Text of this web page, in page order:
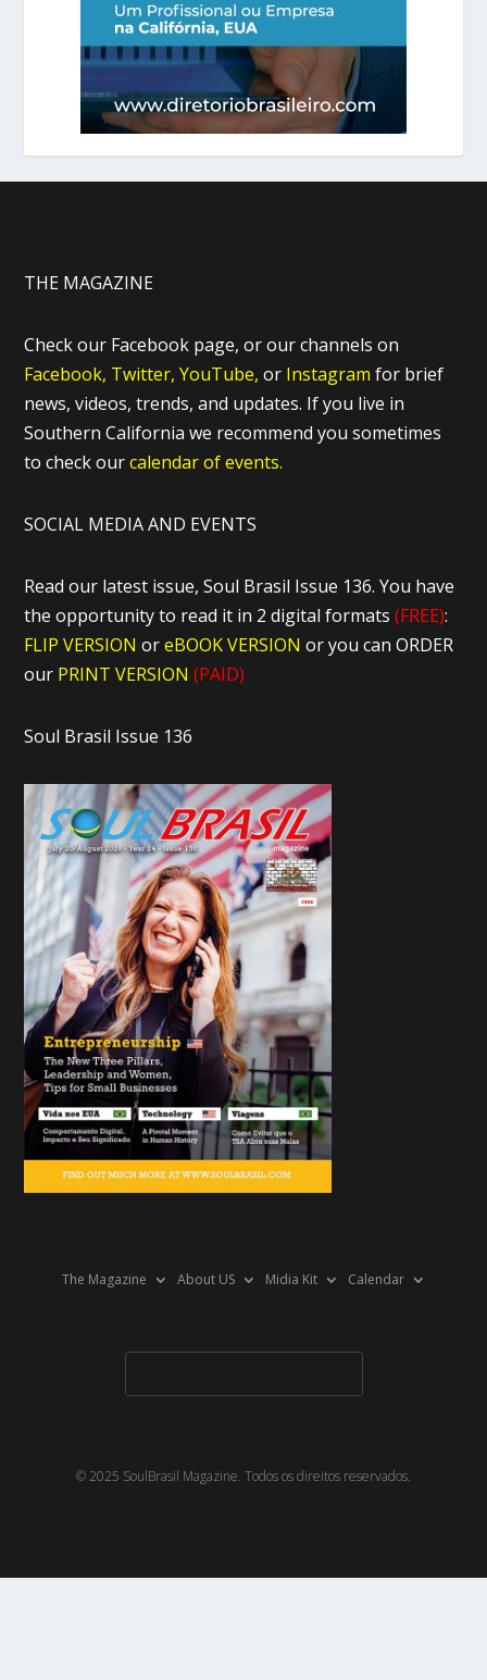
THE MAGAZINE
Check our Facebook page, or our channels on
Facebook, Twitter, YouTube, or Instagram for brief
news, videos, trends, and updates. If you live in
Southern California we recommend you sometimes
to check ourcalendar of events.
SOCIAL MEDIA AND EVENTS
Read our latest issue, Soul Brasil Issue 136. You have
the opportunity to read it in 2 digital formats(FREE):
FLIP VERSION oreBOOK VERSIONor you can ORDER
our PRINT VERSION (PAID)
Soul Brasil Issue 136
The Magazine About US Midia Kit Calendar
© 2025 SoulBrasil Magazine. Todos os direitos reservados.